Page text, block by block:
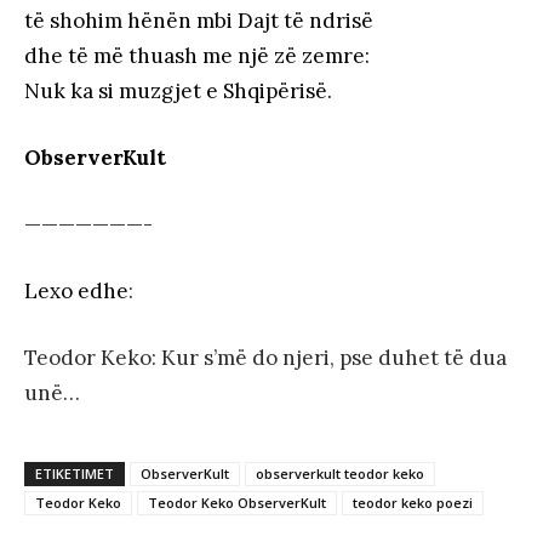
të shohim hënën mbi Dajt të ndrisë
dhe të më thuash me një zë zemre:
Nuk ka si muzgjet e Shqipërisë.
ObserverKult
———————-
Lexo edhe:
Teodor Keko: Kur s’më do njeri, pse duhet të dua
unë…
ETIKETIMET ObserverKult
observerkult teodor keko
Teodor Keko
Teodor Keko ObserverKult teodor keko poezi